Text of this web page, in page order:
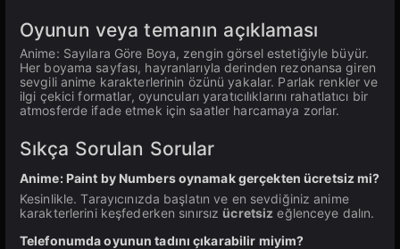
Oyunun veya temanın açıklaması
Anime: Sayılara Göre Boya, zengin görsel estetiğiyle büyür.
Her boyama sayfası, hayranlarıyla derinden rezonansa giren
sevgili anime karakterlerinin özünü yakalar. Parlak renkler ve
ilgi çekici formatlar, oyuncuları yaratıcılıklarını rahatlatıcı bir
atmosferde ifade etmek için saatler harcamaya zorlar.
Sıkça Sorulan Sorular
Anime: Paint by Numbers oynamak gerçekten ücretsiz mi?
Kesinlikle. Tarayıcınızda başlatın ve en sevdiğiniz anime
karakterlerini keşfederken sınırsız ücretsiz eğlenceye dalın.
Telefonumda oyunun tadını çıkarabilir miyim?